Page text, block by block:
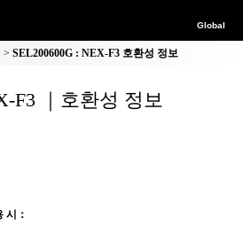
Global
SEL200600G : NEX-F3 호환성 정보
F3 ｜호환성 정보
시：